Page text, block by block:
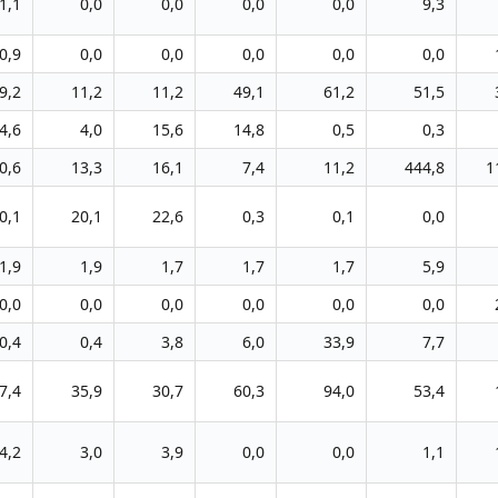
0,9 0,0 0,0 0,0 0,0 0,0
9,2
11,2 11,2 49,1 61,2 51,5
4,0 15,6 14,8 0,5
0,3
13,3 16,1 7,4 11,2 444,8
20,1 22,6 0,3 0,1 0,0
1,9 1,9 1,7 1,7 1,7
5,9
0,0
0,0 0,0 0,0 0,0 0,0
0,4
0,4 3,8 6,0 33,9 7,7
7,4 35,9 30,7 60,3 94,0 53,4
3,0 3,9 0,0 0,0 1,1